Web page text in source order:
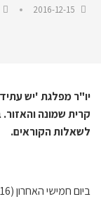
2016-12-15
יו"ר מפלגת 'יש
קרית שמונה והאזור
לשאלות הקוראים.